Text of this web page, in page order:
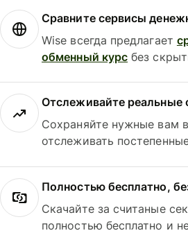
Сравните сервисы
Wise всегда предлагает
обменный курс без
Отслеживайте реальные
Сохраняйте нужные вам
отслеживать
Полностью бесплатно,
Скачайте за считаные
полностью бесплатно и